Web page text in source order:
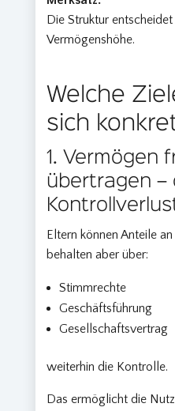
Die Struktur
Vermögenshöhe.
Welche
sich
1. Vermögen
übertragen –
Eltern können Anteile
behalten aber über:
Stimmrechte
Geschäftsführung
Gesellschaftsvertrag
weiterhin die Kontrolle.
Das ermöglicht die